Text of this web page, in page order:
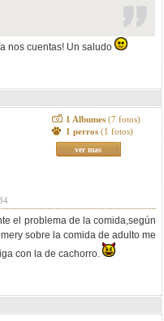
nos cuentas! Un saludo
1 Albumes (7 fotos)
1 perros (1 fotos)
ver mas
el problema de la comida,según
sobre la comida de adulto me
con la de cachorro.